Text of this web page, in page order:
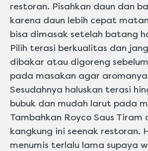
restoran. Pisahkan daun dan
karena daun lebih cepat
bisa dimasak setelah batang
Pilih terasi berkualitas dan
dibakar atau digoreng
pada masakan agar
Sesudahnya haluskan terasi
bubuk dan mudah larut pada
Tambahkan Royco Saus Tiram
kangkung ini seenak restoran.
menumis terlalu lama supaya